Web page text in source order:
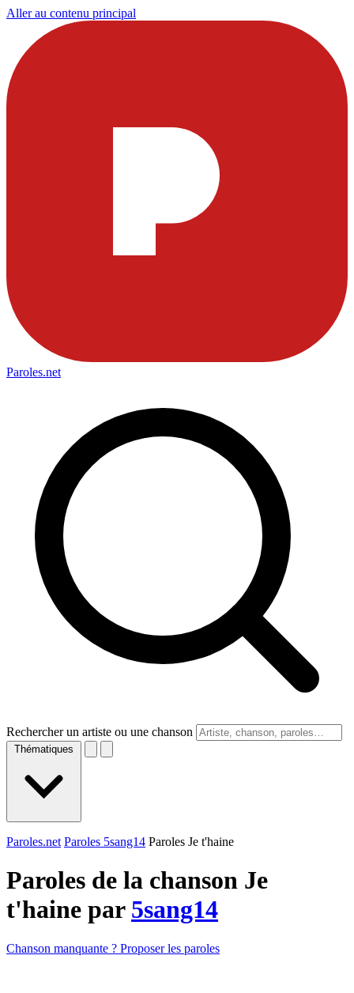
Aller au contenu principal
Paroles.net
Rechercher un artiste ou une chanson
Thématiques
Paroles.net Paroles 5sang14 Paroles Je t'haine
Paroles de la chanson Je
t'haine par 5sang14
Chanson manquante ? Proposer les paroles